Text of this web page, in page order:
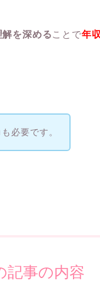
を深めることで年
必要です。
記事の内容